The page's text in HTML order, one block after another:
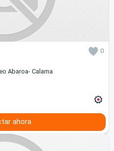
0
Abaroa- Calama
ahora